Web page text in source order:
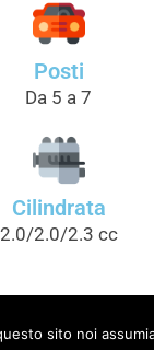
Posti
Da 5 a 7
Cilindrata
2.0/2.0/2.3 cc
sito noi